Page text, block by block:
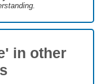
in other